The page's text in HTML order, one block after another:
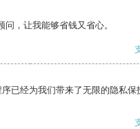
，让我能够省钱又省心。
已经为我们带来了无限的隐私保